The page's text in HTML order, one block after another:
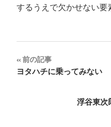
するうえで欠かせない要
投
稿
前の記事
ヨタハチに乗ってみない
浮谷東次